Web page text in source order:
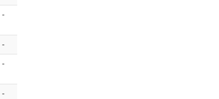
-
-
-
-